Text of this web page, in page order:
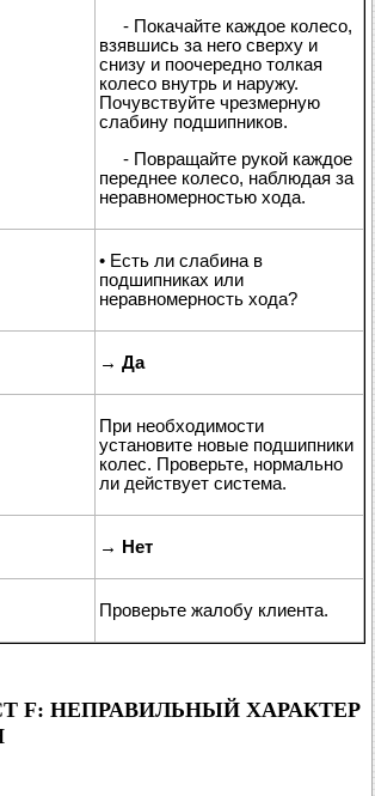
- Покачайте каждое колесо,
взявшись за него сверху и
снизу и поочередно толкая
колесо внутрь и наружу.
Почувствуйте чрезмерную
слабину подшипников.
- Повращайте рукой каждое
переднее колесо, наблюдая за
неравномерностью хода.
• Есть ли слабина в
подшипниках или
неравномерность хода?
→ Да
При необходимости
установите новые подшипники
колес. Проверьте, нормально
ли действует система.
→ Нет
Проверьте жалобу клиента.
F: НЕПРАВИЛЬНЫЙ ХАРАКТЕР